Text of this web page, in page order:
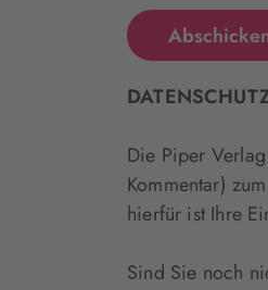
Die Piper
Kommentar)
hierfür ist Ihre
Sind Sie noch